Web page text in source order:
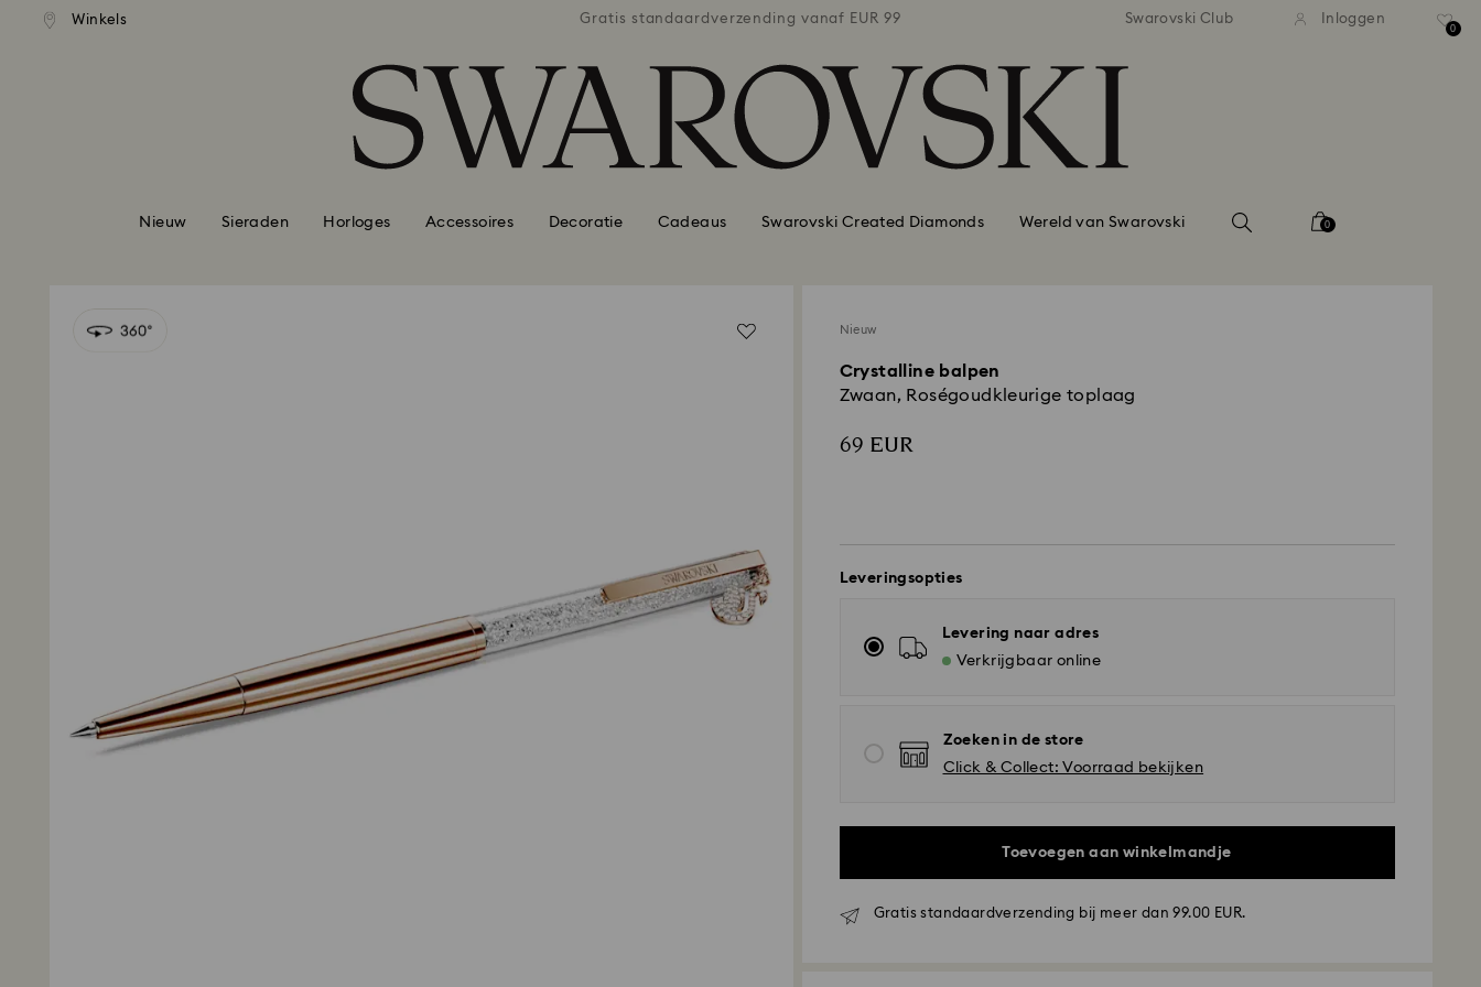
Lijst met toegangscodes
Winkelsvanaf EUR 99 Gratis standaardverzending vanaf EUR 99 Gratis standaardverzending vanaf EUR 99 Gratis standaardverzending
Swarovski Club Inloggen
0
Nieuw Sieraden Horloges Accessoires Decoratie Cadeaus Swarovski Created Diamonds Wereld van Swarovski 0
Nieuw
Crystalline balpen
Zwaan, Roségoudkleurige toplaag
69 EUR
Leveringsopties
Levering naar adres
Verkrijgbaar online
Zoeken in de store
Click & Collect: Voorraad bekijken
Toevoegen aan winkelmandje
Gratis standaardverzending bij meer dan 99.00 EUR.